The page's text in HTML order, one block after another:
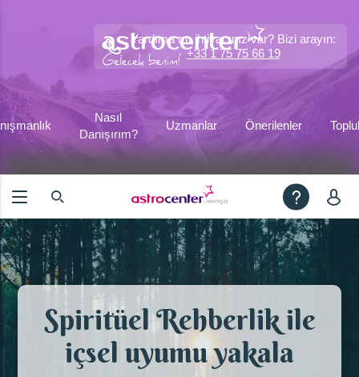
Yardıma mı ihtiyacınız var? Bizi arayın:
+33 1 75 75 66 19
Nasıl
Danışırım?
Uzmanlar Önerilenler
Spiritüel Rehberlik ile
içsel uyumu yakala